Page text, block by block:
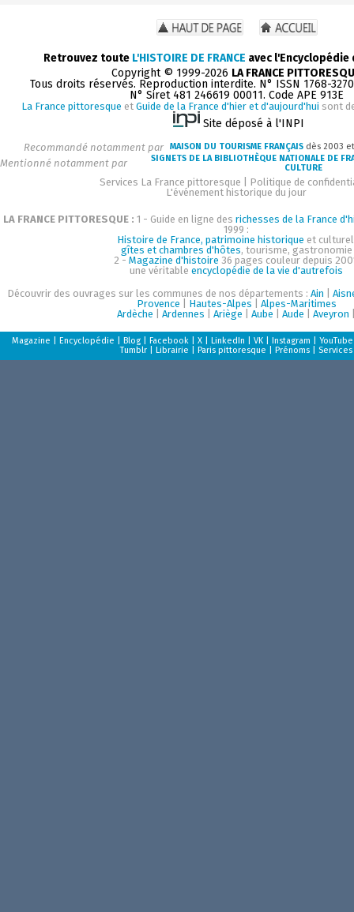
Retrouvez toute L'HISTOIRE DE FRANCE avec
Copyright © 1999-2026 LA FRANCE
Tous droits réservés. Reproduction interdite. N° ISSN 1768-
N° Siret 481 246619 00011. Code APE 913E
La France pittoresque et Guide de la France d'hier et d'aujourd'hui sont
Site déposé à l'INPI
Recommandé notamment par MAISON DU TOURISME FRANÇAIS dès 2003
Mentionné notamment par
SIGNETS DE LA BIBLIOTHÈQUE NATIONALE DE
CULTURE
Services La France pittoresque
Politique de
L'événement historique du jour
LA FRANCE PITTORESQUE : 1 - Guide en ligne des richesses de la France
1999 :
Histoire de France, patrimoine historique et
gîtes et chambres d'hôtes, tourisme, gastronomie
2 - Magazine d'histoire 36 pages couleur depuis
une véritableencyclopédie de la vie d'autrefois
Découvrir des ouvrages sur les communes de nos départements :Ain |
Provence
Hautes-Alpes
Alpes-Maritimes
Ardèche |Ardennes |Ariège |Aube |Aude |Aveyron
Magazine |Encyclopédie |Blog |Facebook |X |LinkedIn |VK |Instagram |YouTube
Tumblr |Librairie |Paris pittoresque |Prénoms Services